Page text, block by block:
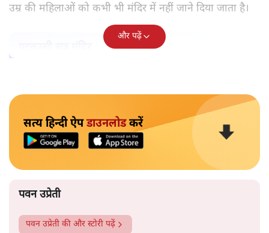
उम्र की महिलाओं को कभी भी मंदिर में नहीं जाने दिया जाता है।
और पढ़ें
सत्य हिन्दी ऐपडाउनलोडकरें
पवन उप्रेती
पवन उप्रेती की और स्टोरी पढ़ें